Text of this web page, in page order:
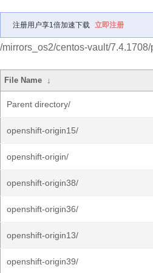
注册用户享1倍加速下载 立即注册
/mirrors_os2/centos-vault/
File Name ↓
Parent directory/
openshift-origin15/
openshift-origin/
openshift-origin38/
openshift-origin36/
openshift-origin13/
openshift-origin39/